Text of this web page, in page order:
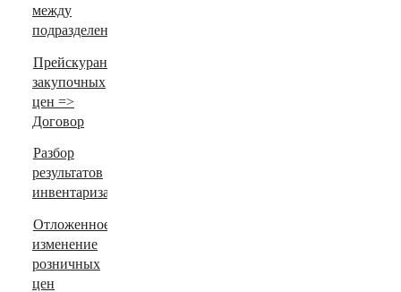
между
подразделениями
Прейскурант
закупочных
цен =>
Договор
Разбор
результатов
инвентаризации
Отложенное
изменение
розничных
цен